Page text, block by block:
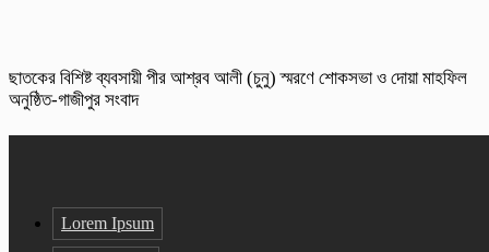
ছাতকের বিশিষ্ট ব্যবসায়ী পীর আশ্রব আলী (চুনু) স্মরণে শোকসভা ও দোয়া মাহফিল
অনুষ্ঠিত-গাজীপুর সংবাদ
Lorem Ipsum